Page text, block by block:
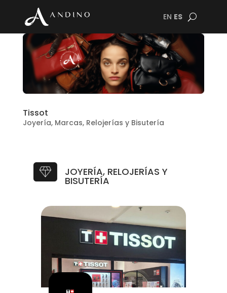
EN ES
Tissot
Joyería, Marcas, Relojerías y Bisutería
JOYERÍA, RELOJERÍAS Y
BISUTERÍA